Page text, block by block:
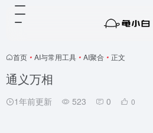
首页 • AI与常用工具 • AI聚合 • 正文
通义万相
1年前更新 523 0 0